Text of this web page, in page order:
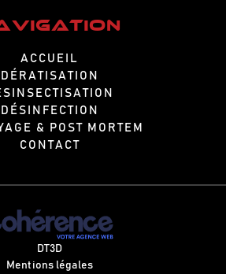
ACCUEIL
DÉRATISATION
DÉSINFECTION
& POST MORTEM
CONTACT
DT3D
Mentions légales